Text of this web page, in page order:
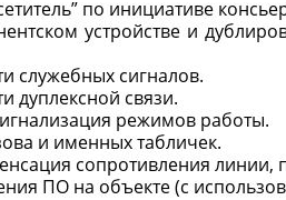
по инициативе
устройстве и
служебных сигналов.
дуплексной связи.
режимов работы.
и именных табличек.
сопротивления
ПО на объекте (с